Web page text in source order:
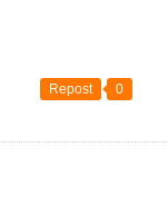
Repost 0